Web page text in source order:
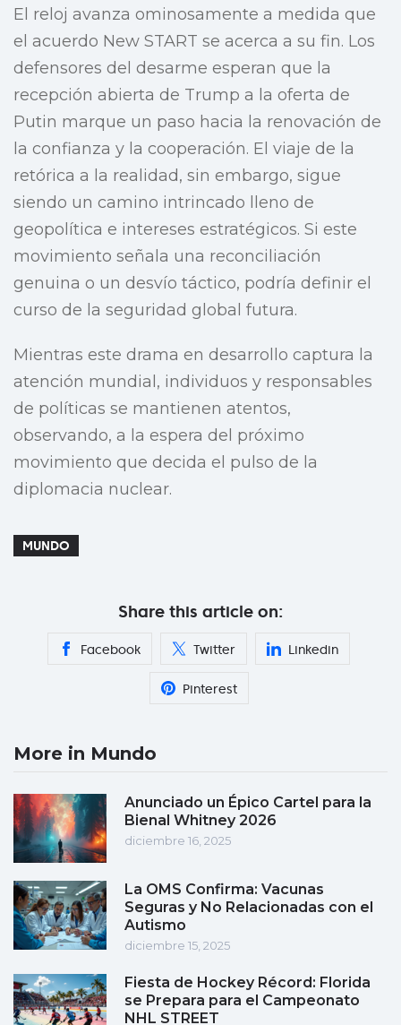
El reloj avanza ominosamente a medida que
el acuerdo New START se acerca a su fin. Los
defensores del desarme esperan que la
recepción abierta de Trump a la oferta de
Putin marque un paso hacia la renovación de
la confianza y la cooperación. El viaje de la
retórica a la realidad, sin embargo, sigue
siendo un camino intrincado lleno de
geopolítica e intereses estratégicos. Si este
movimiento señala una reconciliación
genuina o un desvío táctico, podría definir el
curso de la seguridad global futura.
Mientras este drama en desarrollo captura la
atención mundial, individuos y responsables
de políticas se mantienen atentos,
observando, a la espera del próximo
movimiento que decida el pulso de la
diplomacia nuclear.
MUNDO
Share this article on:
Facebook Twitter Linkedin
Pinterest
More in Mundo
Anunciado un Épico Cartel para la
Bienal Whitney 2026
diciembre 16, 2025
La OMS Confirma: Vacunas
Seguras y No Relacionadas con el
Autismo
diciembre 15, 2025
Fiesta de Hockey Récord: Florida
se Prepara para el Campeonato
NHL STREET